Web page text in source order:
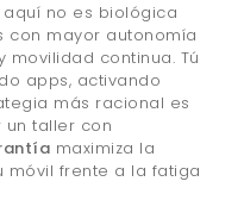
no es biológica
con mayor autonomía
continua. Tú
apps, activando
más racional es
un taller con
maximiza la
móvil frente a la fatiga